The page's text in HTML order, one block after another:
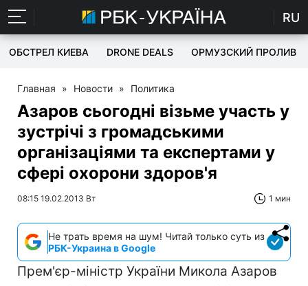
RU
ОБСТРЕЛ КИЕВА DRONE DEALS ОРМУЗСКИЙ ПРОЛИВ
Главная » Новости » Политика
Азаров сьогодні візьме участь у
зустрічі з громадськими
організаціями та експертами у
сфері охорони здоров'я
08:15 19.02.2013 Вт 1 мин
Не трать время на шум! Читай только суть из
РБК-Украина в Google
Прем'єр-міністр України Микола Азаров